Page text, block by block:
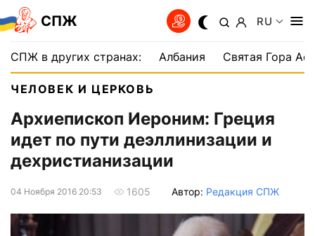
СПЖ RU
СПЖ в других странах: Албания Святая Гора
ЧЕЛОВЕК И ЦЕРКОВЬ
Архиепископ Иероним: Греция
идет по пути деэллинизации и
дехристианизации
04 Ноября 2016 20:53 1605 Автор: Редакция СПЖ